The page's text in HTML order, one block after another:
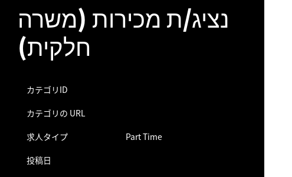
נציג/ת מכירות (משרה
חלקית)
カテゴリID
カテゴリの URL
求人タイプ
Part Time
投稿日